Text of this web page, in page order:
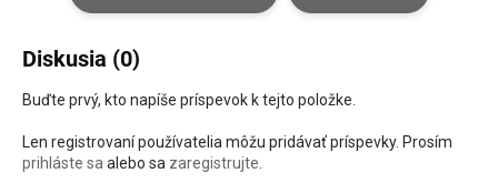
Diskusia (0)
Buďte prvý, kto napíše príspevok k tejto položke.
Len registrovaní používatelia môžu pridávať príspevky. Prosím
prihláste sa alebo sa zaregistrujte